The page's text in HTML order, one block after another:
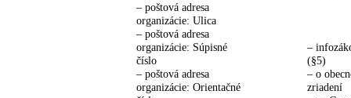
– poštová adresa
organizácie: Ulica
– poštová adresa
organizácie: Súpisné
číslo
– poštová adresa
organizácie: Orientačné
–
(§5)
– o
zriadení